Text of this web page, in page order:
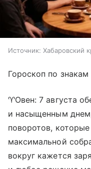
Источник: Хабаровский
Гороскоп по знакам
♈Овен: 7 августа
и насыщенным
поворотов,
максимальной
вокруг кажется